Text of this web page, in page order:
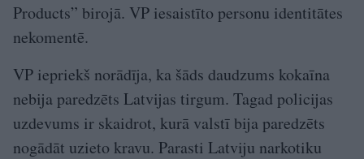
Products” birojā. VP iesaistīto personu identitātes
nekomentē.
VP iepriekš norādīja, ka šāds daudzums kokaīna
nebija paredzēts Latvijas tirgum. Tagad policijas
uzdevums ir skaidrot, kurā valstī bija paredzēts
nogādāt uzieto kravu. Parasti Latviju narkotiku